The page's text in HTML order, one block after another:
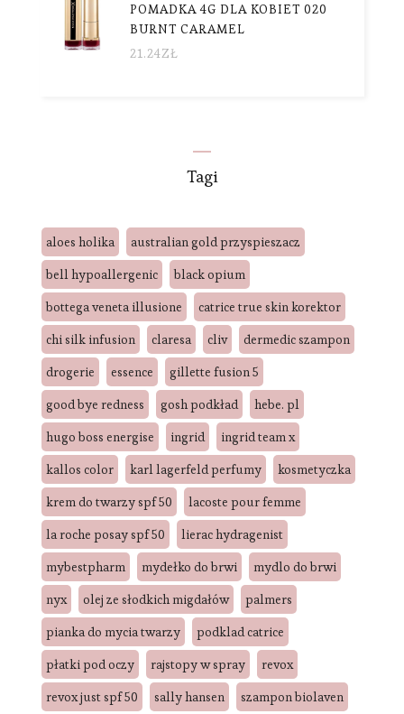
POMADKA 4G DLA KOBIET 020
BURNT CARAMEL
21.24ZŁ
Tagi
aloes holika
australian gold przyspieszacz
bell hypoallergenic
black opium
bottega veneta illusione
catrice true skin korektor
chi silk infusion
claresa cliv
dermedic szampon
drogerie
essence
gillette fusion 5
good bye redness
gosh podkład
hebe. pl
hugo boss energise
ingrid
ingrid team x
kallos color
karl lagerfeld perfumy
kosmetyczka
krem do twarzy spf 50
lacoste pour femme
la roche posay spf 50
lierac hydragenist
mybestpharm
mydełko do brwi
mydlo do brwi
nyx
olej ze słodkich migdałów
palmers
pianka do mycia twarzy
podklad catrice
płatki pod oczy
rajstopy w spray
revox
revox just spf 50
sally hansen
szampon biolaven